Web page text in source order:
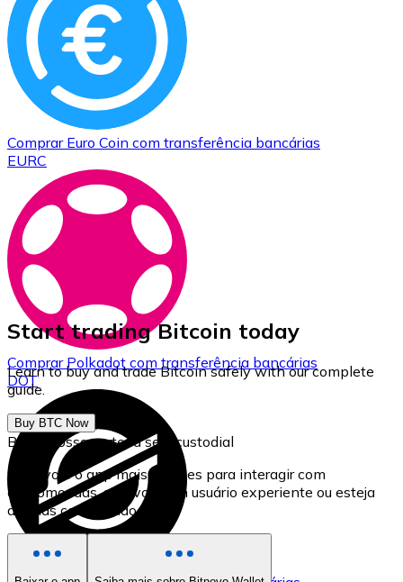
Comprar Euro Coin com transferência bancárias
EURC
ComprarPolkadot com transferência bancárias
DOT
Start trading Bitcoin today
Learn to buy and trade Bitcoin safely with our complete
guide.
Buy BTC Now
Baixe nossa carteira self-custodial
Bitnovo é o app mais simples para interagir com
criptomoedas, seja você um usuário experiente ou esteja
apenas começando.